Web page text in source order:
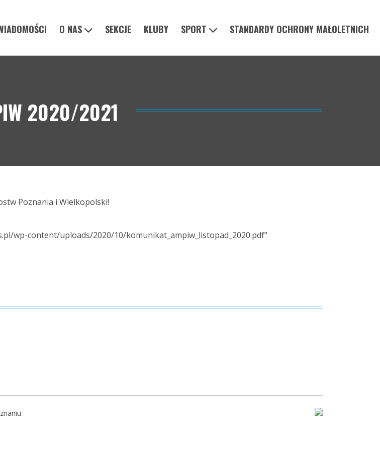
O NAS SEKCJE KLUBY SPORT STANDARDY OCHRONY MAŁOLETNICH
2020/2021
Poznania i Wielkopolski!
wp-content/uploads/2020/10/komunikat_ampiw_listopad_2020.pdf"